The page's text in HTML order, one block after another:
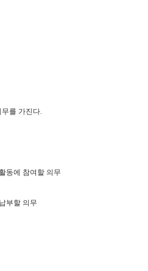
를 가진다.
동에 참여할 의무
부할 의무